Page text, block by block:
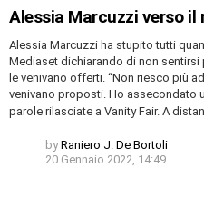
Alessia Marcuzzi verso il
Alessia Marcuzzi ha stupito tutti
Mediaset dichiarando di non
le venivano offerti. “Non riesco più
venivano proposti. Ho assecondato
parole rilasciate a Vanity Fair. A
by Raniero J. De Bortoli
20 Gennaio 2022, 14:49